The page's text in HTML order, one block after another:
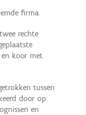
firma.
rechte
en koor met
tussen
door op
en